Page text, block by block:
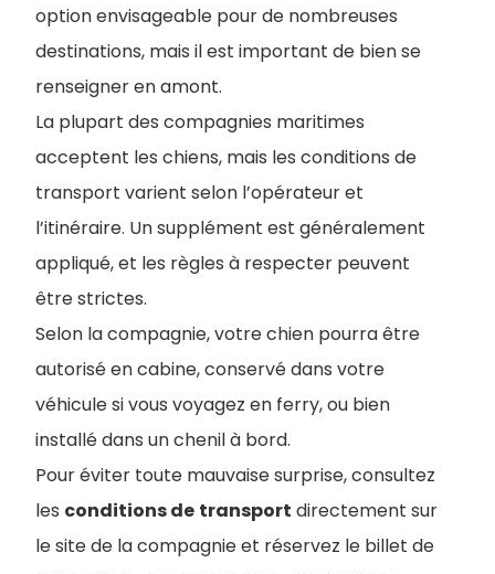
option envisageable pour de nombreuses
destinations, mais il est important de bien se
renseigner en amont.
La plupart des compagnies maritimes
acceptent les chiens, mais les conditions de
transport varient selon l’opérateur et
l’itinéraire. Un supplément est généralement
appliqué, et les règles à respecter peuvent
être strictes.
Selon la compagnie, votre chien pourra être
autorisé en cabine, conservé dans votre
véhicule si vous voyagez en ferry, ou bien
installé dans un chenil à bord.
Pour éviter toute mauvaise surprise, consultez
les conditions de transport directement sur
le site de la compagnie et réservez le billet de